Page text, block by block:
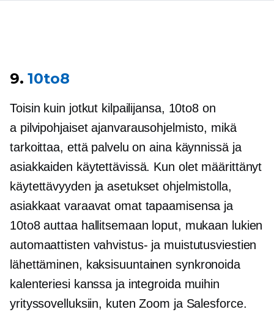
9.10to8
Toisin kuin jotkut kilpailijansa, 10to8 on
a pilvipohjaisetajanvarausohjelmisto, mikä
tarkoittaa, että palvelu on aina käynnissä ja
asiakkaiden käytettävissä. Kun olet määrittänyt
käytettävyyden ja asetukset ohjelmistolla,
asiakkaat varaavat omat tapaamisensa ja
10to8 auttaa hallitsemaan loput, mukaan lukien
automaattisten vahvistus- ja muistutusviestien
lähettäminen, kaksisuuntainen synkronoida
kalenteriesi kanssa ja integroida muihin
yrityssovelluksiin, kuten Zoom ja Salesforce.